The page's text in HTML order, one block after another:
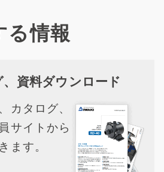
る情報
資料ダウンロード
カタログ、
サイトから
ます。